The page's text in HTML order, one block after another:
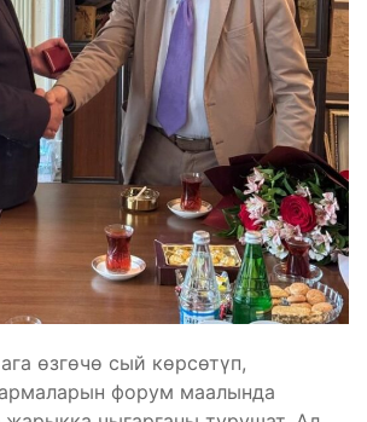
өзгөчө сый көрсөтүп,
форум маалында